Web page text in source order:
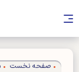
صفحه نخست